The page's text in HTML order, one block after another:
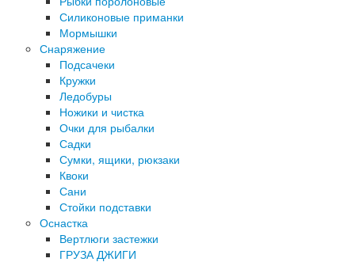
Силиконовые приманки
Мормышки
Снаряжение
Подсачеки
Кружки
Ледобуры
Ножики и чистка
Очки для рыбалки
Садки
Сумки, ящики, рюкзаки
Квоки
Сани
Стойки подставки
Оснастка
Вертлюги застежки
ГРУЗА ДЖИГИ